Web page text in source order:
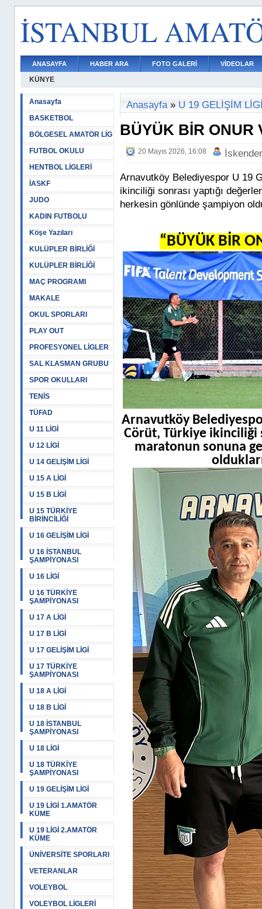
İSTANBUL
ANASAYFA HABER ARA FOTO GALERİ VİDEOLAR
KÜNYE
Anasayfa
BASKETBOL
BÖLGESEL AMATÖR LİG
FUTBOL OKULU
HENTBOL LİGLERİ
İASKF
JUDO
KADIN FUTBOLU
Köşe Yazıları
KULÜPLER BİRLİĞİ
KULÜPLER BİRLİĞİ
MAÇ PROGRAMI
MAKALE
OKUL SPORLARI
PLAY OUT
PROFESYONEL LİGLER
SAL KLASMAN GRUBU
SPOR OKULLARI
TENİS
TÜFAD
U 11 LİGİ
U 12 LİGİ
U 14 GELİŞİM LİGİ
U 15 A LİGİ
U 15 B LİGİ
U 15 TÜRKİYE
BİRİNCİLİĞİ
U 16 GELİŞİM LİGİ
U 16 İSTANBUL
ŞAMPİYONASI
U 16 LİGİ
U 16 TÜRKİYE
ŞAMPİYONASI
U 17 A LİGİ
U 17 B LİGİ
U 17 GELİŞİM LİGİ
U 17 TÜRKİYE
ŞAMPİYONASI
U 18 A LİGİ
U 18 B LİGİ
U 18 İSTANBUL
ŞAMPİYONASI
U 18 LİGİ
U 18 TÜRKİYE
ŞAMPİYONASI
U 19 GELİŞİM LİGİ
U 19 LİGİ 1.AMATÖR
KÜME
U 19 LİGİ 2.AMATÖR
KÜME
ÜNİVERSİTE SPORLARI
VETERANLAR
VOLEYBOL
VOLEYBOL LİGLERİ
Anasayfa» U 19 GELİŞİM
BÜYÜK BİR ONUR
20 Mayıs 2026, 16:08
Arnavutköy Belediyespor U 19
ikinciliği sonrası yaptığı
herkesin gönlünde şampiyon
“BÜYÜK BİR
Arnavutköy
Cörüt, Türkiye ikinciliği
maratonun sonuna